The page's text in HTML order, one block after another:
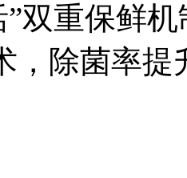
双重保鲜
，除菌率提